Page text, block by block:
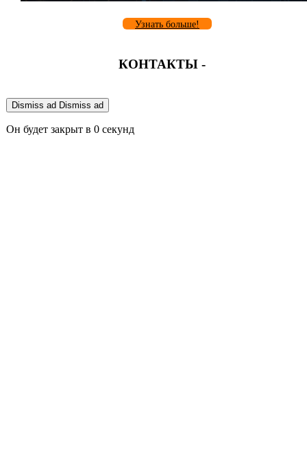
Узнать больше!
КОНТАКТЫ -
Dismiss ad Dismiss ad
Он будет закрыт в 0 секунд